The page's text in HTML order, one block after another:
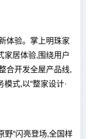
体验。掌上明珠家
家居体验,围绕用户
合开发全屋产品线,
式,以“整家设计·
野“闪亮登场,全国样